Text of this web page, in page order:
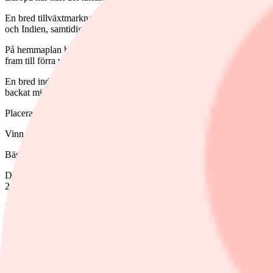
En bred tillväxtmarknadsindexfond har haft en svag utveckling med
och Indien, samtidigt som börsnedgången i Kina fortsatt.
På hemmaplan har det varit revansch för de stora bolagen på
fram till förra veckan då det bjöds på stora uppgångar för storbolagen.
En bred indexfond mot Stockholmsbörsen som även inkluderar små-
backat minus 1,5 procent.
Placera har listat 20 vinnarfonder. Avkastningen mellan vinnarna är
Vinnarlistan innehåller flera branschfonder inom energisektorn och
Bästa energifond är Schroder ISF Global Energy A Acc USD och
Det är en aktivt förvaltad fond med fokus på medelstora energibolag
27 procent.
De tio största innehaven väger drygt 43 procent av fonden. Brittisk-